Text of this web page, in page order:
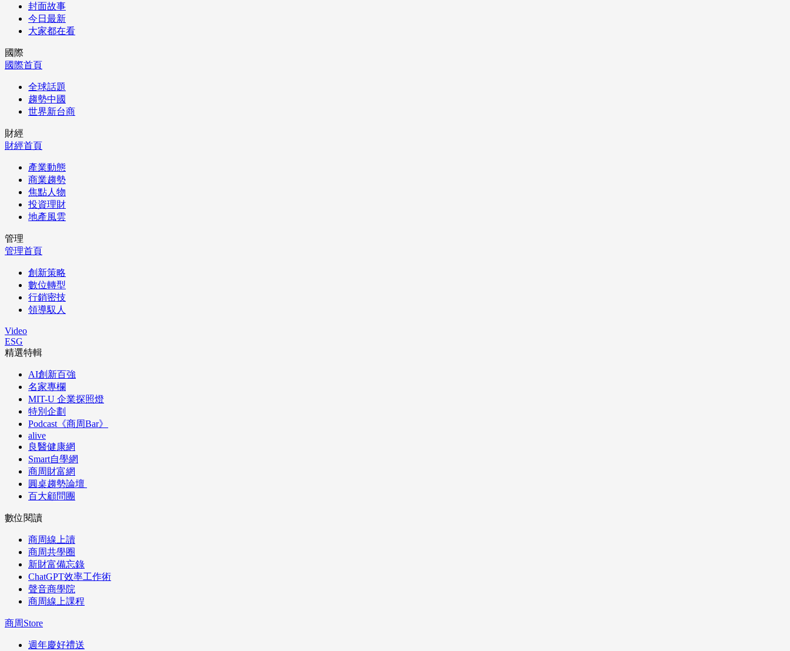
封面故事
今日最新
大家都在看
國際
國際首頁
全球話題
趨勢中國
世界新台商
財經
財經首頁
產業動態
商業趨勢
焦點人物
投資理財
地產風雲
管理
管理首頁
創新策略
數位轉型
行銷密技
領導馭人
Video
ESG
精選特輯
AI創新百強
名家專欄
MIT-U 企業探照燈
特別企劃
Podcast《商周Bar》
alive
良醫健康網
Smart自學網
商周財富網
圓桌趨勢論壇
百大顧問團
數位閱讀
商周線上讀
商周共學圈
新財富備忘錄
ChatGPT效率工作術
聲音商學院
商周線上課程
商周Store
週年慶好禮送